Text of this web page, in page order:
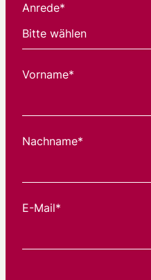
Anrede*
Vorname*
Nachname*
E-Mail*